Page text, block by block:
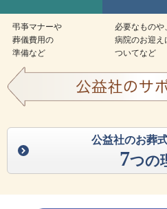
弔亊マナーや
葬儀費用の
準備など
必要なものや、
病院のお迎え
ついてなど
公益社のお葬
7つの